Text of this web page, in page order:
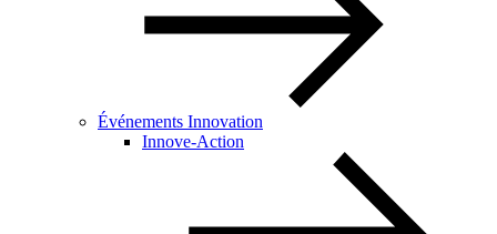
Événements Innovation
Innove-Action